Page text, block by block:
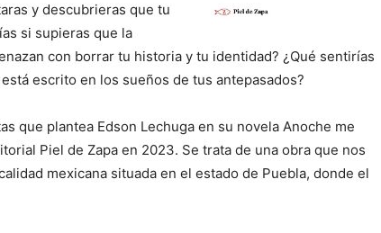
y descubrieras que tu
si supieras que la
con borrar tu historia y tu identidad? ¿Qué sentirías
escrito en los sueños de tus antepasados?
que plantea Edson Lechuga en su novela Anoche me
Piel de Zapa en 2023. Se trata de una obra que nos
mexicana situada en el estado de Puebla, donde el